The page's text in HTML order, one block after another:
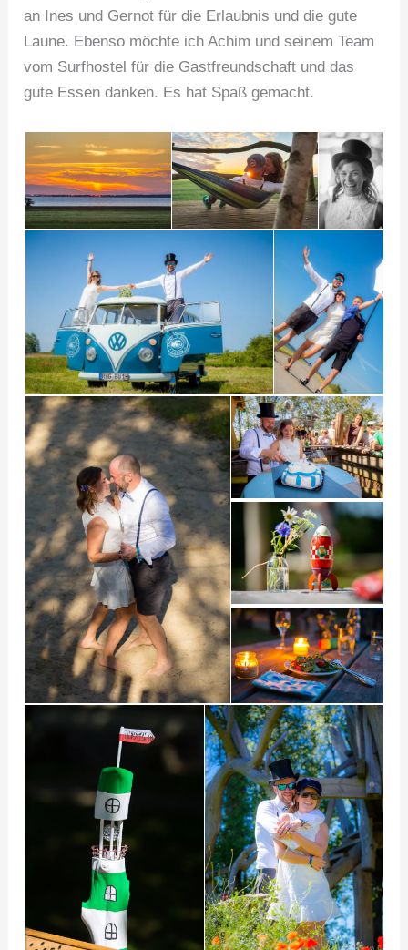
an Ines und Gernot für die Erlaubnis und die gute
Laune. Ebenso möchte ich Achim und seinem Team
vom Surfhostel für die Gastfreundschaft und das
gute Essen danken. Es hat Spaß gemacht.